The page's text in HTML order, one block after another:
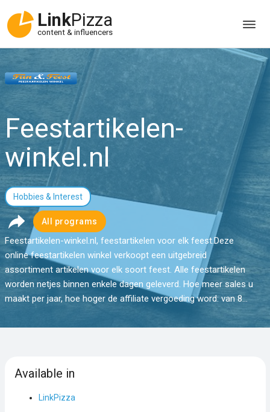
LinkPizza
content & influencers
Feestartikelen-
winkel.nl
Hobbies & Interest
All programs
Feestartikelen-winkel.nl, feestartikelen voor elk feest.Deze
online feestartikelen winkel verkoopt een uitgebreid
assortiment artikelen voor elk soort feest. Alle feestartikelen
worden netjes binnen enkele dagen geleverd. Hoe meer sales u
maakt per jaar, hoe hoger de affiliate vergoeding word: van 8...
Available in
LinkPizza